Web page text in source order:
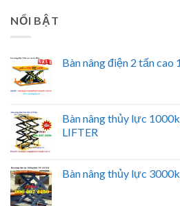
NỔI BẬT
Bàn nâng điện 2 tấn
Bàn nâng thủy lực
LIFTER
Bàn nâng thủy lực